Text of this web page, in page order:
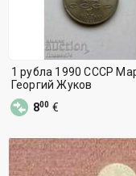
1 рубла 1990 СССР
Георгий Жуков
800 €